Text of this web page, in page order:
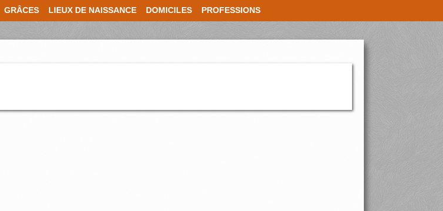
GRÂCES LIEUX DE NAISSANCE DOMICILES PROFESSIONS